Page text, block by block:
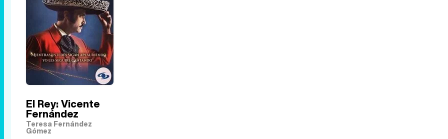
El Rey: Vicente
Fernández
Teresa Fernández
Gómez